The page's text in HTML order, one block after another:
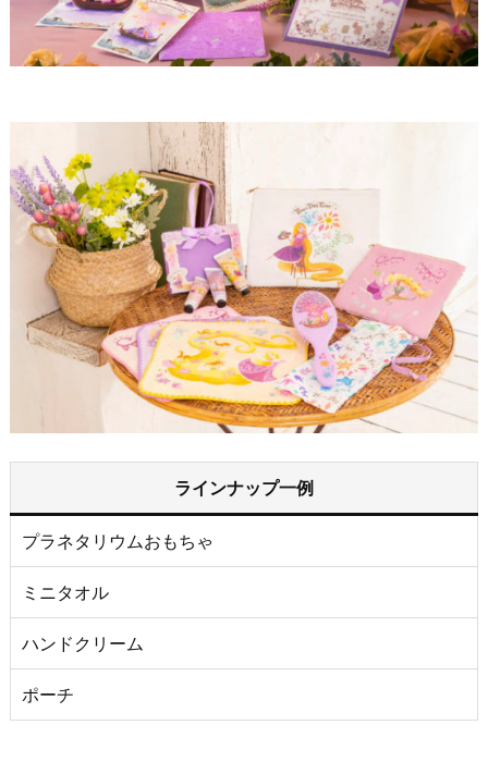
ラインナップ一例
プラネタリウムおもちゃ
ミニタオル
ハンドクリーム
ポーチ